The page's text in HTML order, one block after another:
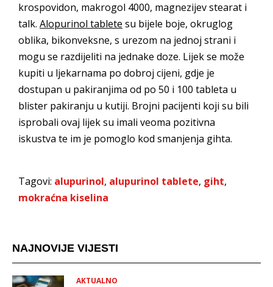
krospovidon, makrogol 4000, magnezijev stearat i
talk. Alopurinol tablete su bijele boje, okruglog
oblika, bikonveksne, s urezom na jednoj strani i
mogu se razdijeliti na jednake doze. Lijek se može
kupiti u ljekarnama po dobroj cijeni, gdje je
dostupan u pakiranjima od po 50 i 100 tableta u
blister pakiranju u kutiji. Brojni pacijenti koji su bili
isprobali ovaj lijek su imali veoma pozitivna
iskustva te im je pomoglo kod smanjenja gihta.
Tagovi: alupurinol, alupurinol tablete, giht,
mokraćna kiselina
NAJNOVIJE VIJESTI
AKTUALNO